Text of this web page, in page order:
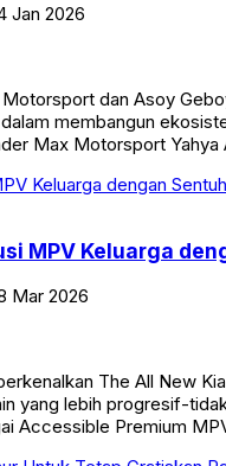
Jan 2026
dan Asoy
membangun
Max Motorsport
MPV Keluarga
Mar 2026
The All New
yang lebih progresif-
Accessible Premium